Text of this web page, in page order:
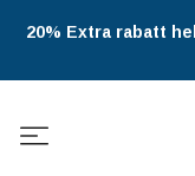
20% Extra rabatt